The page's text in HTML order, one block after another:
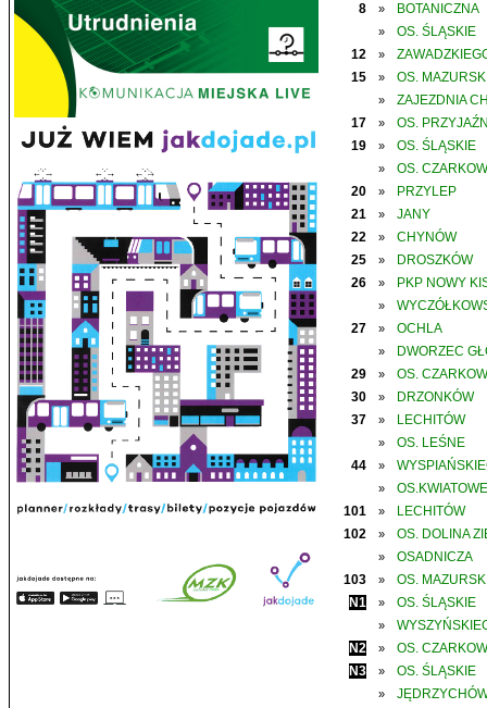
8
» BOTANICZNA
»
OS. ŚLĄSKIE
12
»
15
» OS.
»
ZAJEZDNIA
17
»
OS.
19
» OS. ŚLĄSKIE
»
OS.
20
»
PRZYLEP
21
»
JANY
22
»
CHYNÓW
25
»
DROSZKÓW
26
» PKP NOWY
»
27
» OCHLA
»
DWORZEC
29
»
OS.
30
»
DRZONKÓW
37
» LECHITÓW
»
OS. LEŚNE
44
»
»
OS.KWIATOWE
101
»
LECHITÓW
102
» OS. DOLINA
»
OSADNICZA
103
»
OS.
N1
» OS. ŚLĄSKIE
»
N2
»
OS.
N3
» OS. ŚLĄSKIE
»